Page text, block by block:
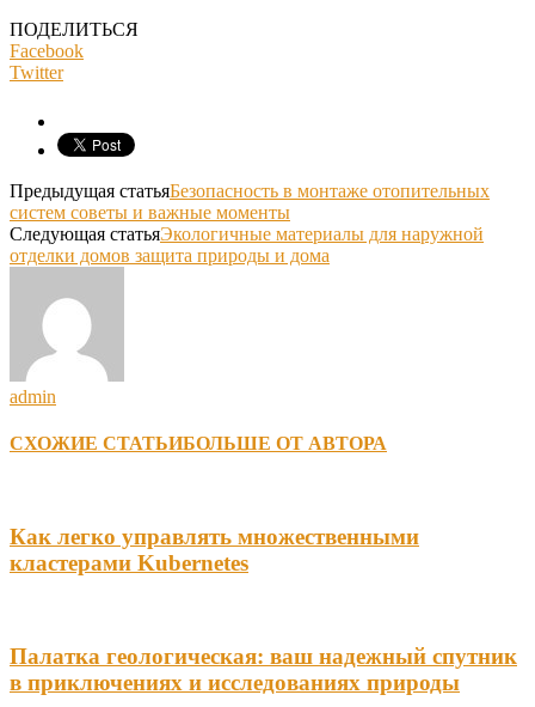
ПОДЕЛИТЬСЯ
Facebook
Twitter
Предыдущая статьяБезопасность в монтаже отопительных
систем советы и важные моменты
Следующая статьяЭкологичные материалы для наружной
отделки домов защита природы и дома
admin
СХОЖИЕ СТАТЬИБОЛЬШЕ ОТ АВТОРА
Как легко управлять множественными
кластерами Kubernetes
Палатка геологическая: ваш надежный спутник
в приключениях и исследованиях природы